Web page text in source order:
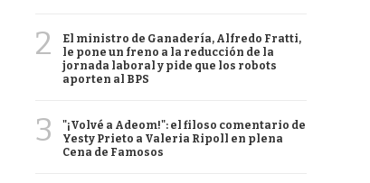
2
El ministro de Ganadería, Alfredo Fratti,
le pone un freno a la reducción de la
jornada laboral y pide que los robots
aporten al BPS
3
"¡Volvé a Adeom!": el filoso comentario de
Yesty Prieto a Valeria Ripoll en plena
Cena de Famosos